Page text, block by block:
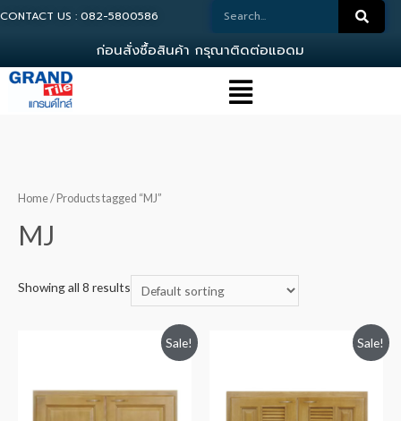
CONTACT US : 082-5800586
กอนสงซอสนคา กรณาตดตอแอดมน
Home/ Products tagged “MJ”
MJ
Showing all 8 results
Sale! Sale!